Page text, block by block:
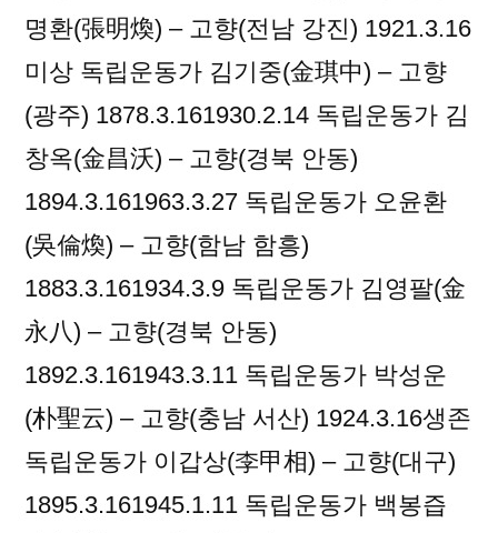
가
명환(張明煥) – 고향(전남 강진) 1921.3.16
미상 독립운동가 김기중(金琪中) – 고향
(광주) 1878.3.161930.2.14 독립운동가 김
창옥(金昌沃) – 고향(경북 안동)
1894.3.161963.3.27 독립운동가 오윤환
(吳倫煥) – 고향(함남 함흥)
1883.3.161934.3.9 독립운동가 김영팔(金
永八) – 고향(경북 안동)
1892.3.161943.3.11 독립운동가 박성운
(朴聖云) – 고향(충남 서산) 1924.3.16생존
독립운동가 이갑상(李甲相) – 고향(대구)
1895.3.161945.1.11 독립운동가 백봉즙